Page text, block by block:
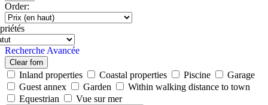
Order:
Recherche Avancée
Clear forn
Inland properties Coastal properties Piscine
Garage
Guest annex
Garden
Within walking distance to town
Equestrian
Vue sur mer